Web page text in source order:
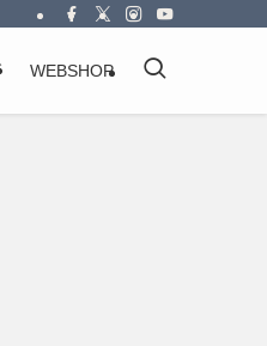
WEBSHOP